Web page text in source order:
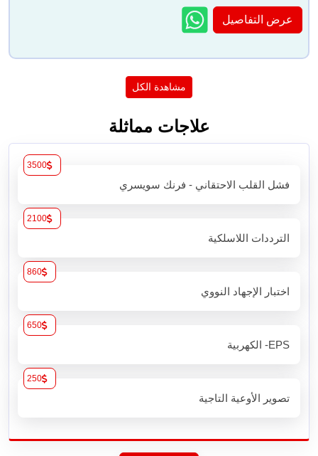
عرض التفاصيل
مشاهدة الكل
علاجات مماثلة
فشل القلب الاحتقاني - فرنك سويسري
3500
الترددات اللاسلكية
2100
اختبار الإجهاد النووي
860
EPS- الكهربية
650
تصوير الأوعية التاجية
250